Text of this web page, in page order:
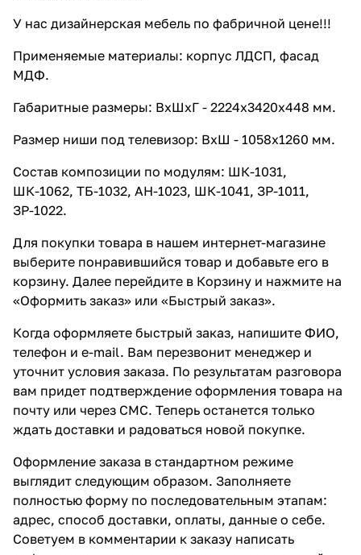
У нас дизайнерская мебель по фабричной цене!!!
Применяемые материалы: корпус ЛДСП, фасад
МДФ.
Габаритные размеры: ВхШхГ - 2224х3420х448 мм.
Размер ниши под телевизор: ВхШ - 1058x1260 мм.
Состав композиции по модулям: ШК-1031,
ШК-1062, ТБ-1032, АН-1023, ШК-1041, ЗР-1011,
ЗР-1022.
Для покупки товара в нашем интернет-магазине
выберите понравившийся товар и добавьте его в
корзину. Далее перейдите в Корзину и нажмите на
«Оформить заказ» или «Быстрый заказ».
Когда оформляете быстрый заказ, напишите ФИО,
телефон и e-mail. Вам перезвонит менеджер и
уточнит условия заказа. По результатам разговора
вам придет подтверждение оформления товара на
почту или через СМС. Теперь останется только
ждать доставки и радоваться новой покупке.
Оформление заказа в стандартном режиме
выглядит следующим образом. Заполняете
полностью форму по последовательным этапам:
адрес, способ доставки, оплаты, данные о себе.
Советуем в комментарии к заказу написать